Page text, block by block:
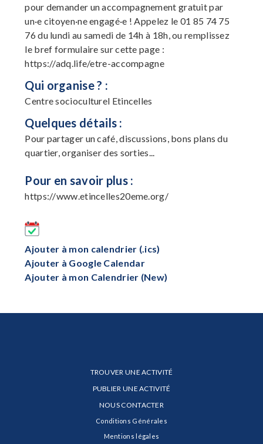
pour demander un accompagnement gratuit par
un·e citoyen·ne engagé·e ! Appelez le 01 85 74 75
76 du lundi au samedi de 14h à 18h, ou remplissez
le bref formulaire sur cette page :
https://adq.life/etre-accompagne
Qui organise ? :
Centre socioculturel Etincelles
Quelques détails :
Pour partager un café, discussions, bons plans du
quartier, organiser des sorties...
Pour en savoir plus :
https://www.etincelles20eme.org/
Ajouter à mon calendrier (.ics)
Ajouter à Google Calendar
Ajouter à mon Calendrier (New)
TROUVER UNE ACTIVITÉ
PUBLIER UNE ACTIVITÉ
NOUS CONTACTER
Conditions Générales
Mentions légales